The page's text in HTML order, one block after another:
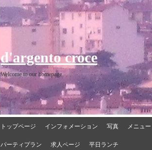
d'argento croce
Welcome to our homepage
トップページ インフォメーション 写真 メニュー
パーティプラン 求人ページ 平日ランチ